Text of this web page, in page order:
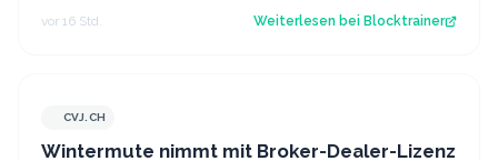
vor 16 Std. Weiterlesen bei Blocktrainer
CVJ.CHCVJ.CH
Wintermute nimmt mit Broker-Dealer-Lizenz